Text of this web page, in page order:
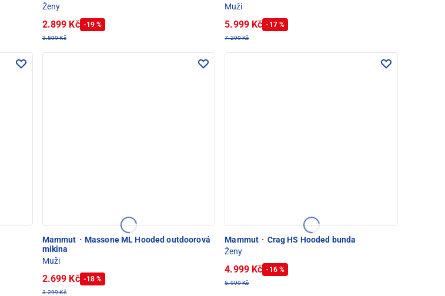
Ženy
2.899 Kč -19 %
3.599 Kč
Muži
5.999 Kč -17 %
7.299 Kč
Mammut · Massone ML Hooded outdoorová
mikina
Muži
2.699 Kč -18 %
3.299 Kč
Mammut · Crag HS Hooded bunda
Ženy
4.999 Kč -16 %
5.999 Kč